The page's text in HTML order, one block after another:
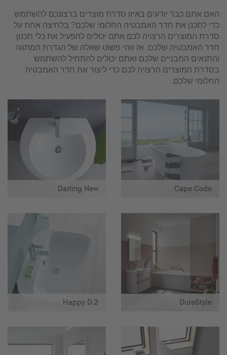
האם אתם כבר יודעים באיזו סדרת מוצרים ברצונכם להשתמש
כדי לתכנן את חדר האמבטיה החלומי שלכם? בלחיצה אחת על
סדרת המוצרים הרצויה לכם אתם יכולים להפעיל את כלי תכנון
חדר האמבטיה שלכם. אז זוהי פשוט שאלה של הגדרת המתווה
והתנאים המבניים שלכם ואתם יכולים להתחיל להשתמש
בסדרת המוצרים הרצויה לכם כדי ליצור את חדר האמבטיה
החלומי שלכם.
Cape Code
Darling New
DuraStyle
Happy D.2